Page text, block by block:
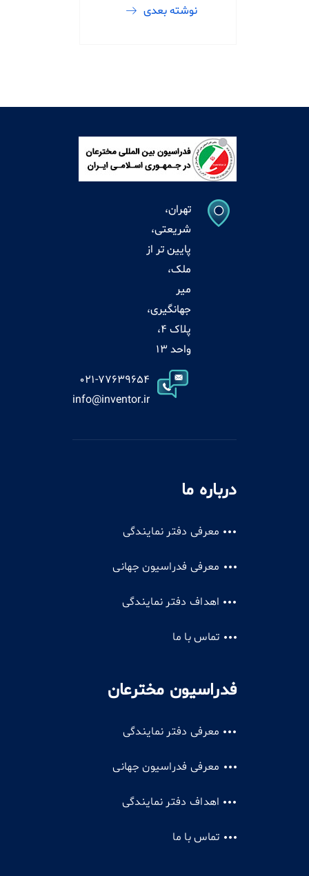
نوشته بعدی
تهران،
شریعتی،
پایین تر از
ملک،
میر
جهانگیری،
پلاک 4،
واحد 13
021-77639654
info@inventor.ir
درباره ما
معرفی دفتر نمایندگی
معرفی فدراسیون جهانی
اهداف دفتر نمایندگی
تماس با ما
فدراسیون مخترعان
معرفی دفتر نمایندگی
معرفی فدراسیون جهانی
اهداف دفتر نمایندگی
تماس با ما